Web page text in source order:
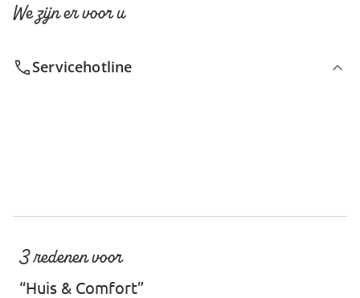
We zijn er voor u
Servicehotline
3 redenen voor
“Huis & Comfort”